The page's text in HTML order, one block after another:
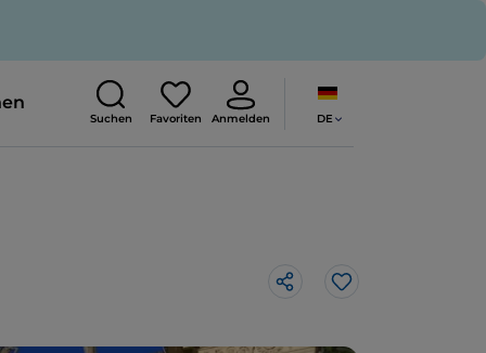
Suchen Favoriten Anmelden DE
Like